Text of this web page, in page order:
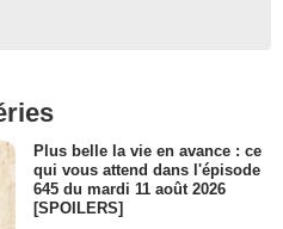
Plus belle la vie en avance : ce
qui vous attend dans l'épisode
645 du mardi 11 août 2026
[SPOILERS]